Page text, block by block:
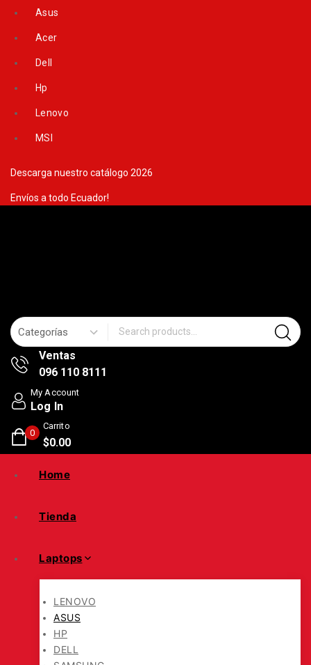
content
Asus
Acer
Dell
Hp
Lenovo
MSI
Descarga nuestro catálogo 2026
Envíos a todo Ecuador!
Search for:
Ventas
096 110 8111
My Account
Log In
0
Carrito
$0.00
Home
Tienda
Laptops
LENOVO
ASUS
HP
DELL